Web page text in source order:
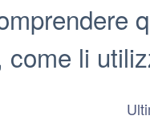
come li